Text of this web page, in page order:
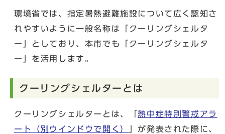
環境省では、指定暑熱避難施設について広く認知さ
れやすいように一般名称は「クーリングシェルタ
ー」としており、本市でも「クーリングシェルタ
ー」を活用します。
クーリングシェルターとは
クーリングシェルターとは、「熱中症特別警戒アラ
ート
（別ウインドウで開く）
」が発表された際に、